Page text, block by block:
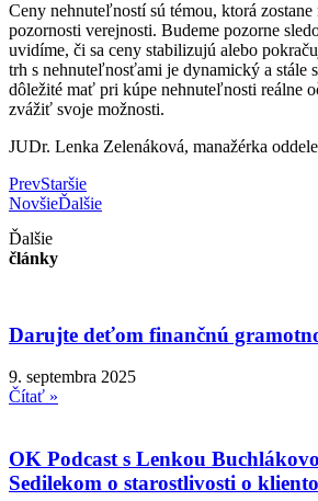
Ceny nehnuteľností sú témou, ktorá
pozornosti verejnosti. Budeme pozorne
uvidíme, či sa ceny stabilizujú alebo
trh s nehnuteľnosťami je dynamický a stále
dôležité mať pri kúpe nehnuteľnosti reálne
zvážiť svoje možnosti.
JUDr. Lenka Zelenáková, manažérka
PrevStaršie
NovšieĎalšie
Ďalšie
články
Darujte deťom finančnú
9. septembra 2025
Čítať »
OK Podcast s Lenkou
Sedilekom o starostlivosti o